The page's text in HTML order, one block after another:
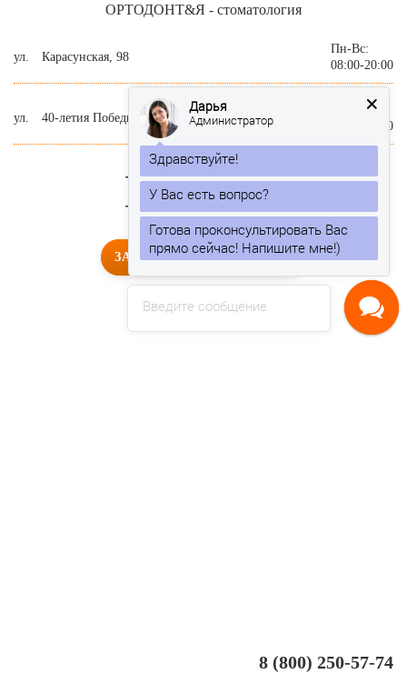
ОРТОДОНТ&Я - стоматология
ул. Карасунская, 98
Пн-Вс:
08:00-20:00
ул. 40-летия Победы, 184/3
Пн-Вс:
09:00-21:00
+8 (800) 250-57-74
+8 (861) 201-25-77
ЗАПИСАТЬСЯ НА ПРИЕМ
8 (800) 250-57-74
Введите сообщение
Дарья
Администратор
Здравствуйте!
Готова проконсультировать Вас
прямо сейчас! Напишите мне!)